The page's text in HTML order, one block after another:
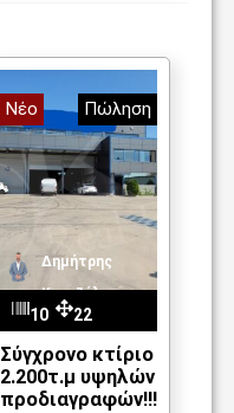
Νέο Πώληση
Δημήτρης
Καντζέλης
10
73
22
00
m2
Σύγχρονο κτίριο
2.200τ.μ υψηλών
προδιαγραφών!!!